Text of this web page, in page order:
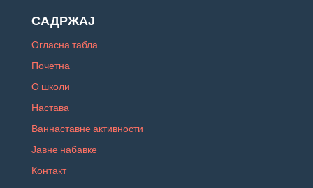
САДРЖАЈ
Огласна табла
Почетна
О школи
Настава
Ваннаставне активности
Јавне набавке
Контакт